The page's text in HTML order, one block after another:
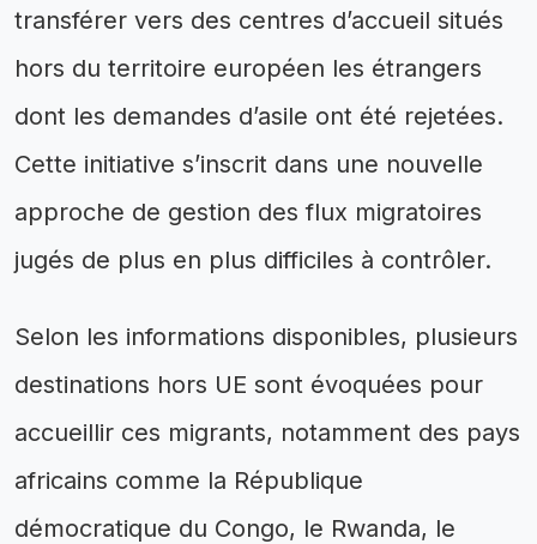
transférer vers des centres d’accueil situés
hors du territoire européen les étrangers
dont les demandes d’asile ont été rejetées.
Cette initiative s’inscrit dans une nouvelle
approche de gestion des flux migratoires
jugés de plus en plus difficiles à contrôler.
Selon les informations disponibles, plusieurs
destinations hors UE sont évoquées pour
accueillir ces migrants, notamment des pays
africains comme la République
démocratique du Congo, le Rwanda, le